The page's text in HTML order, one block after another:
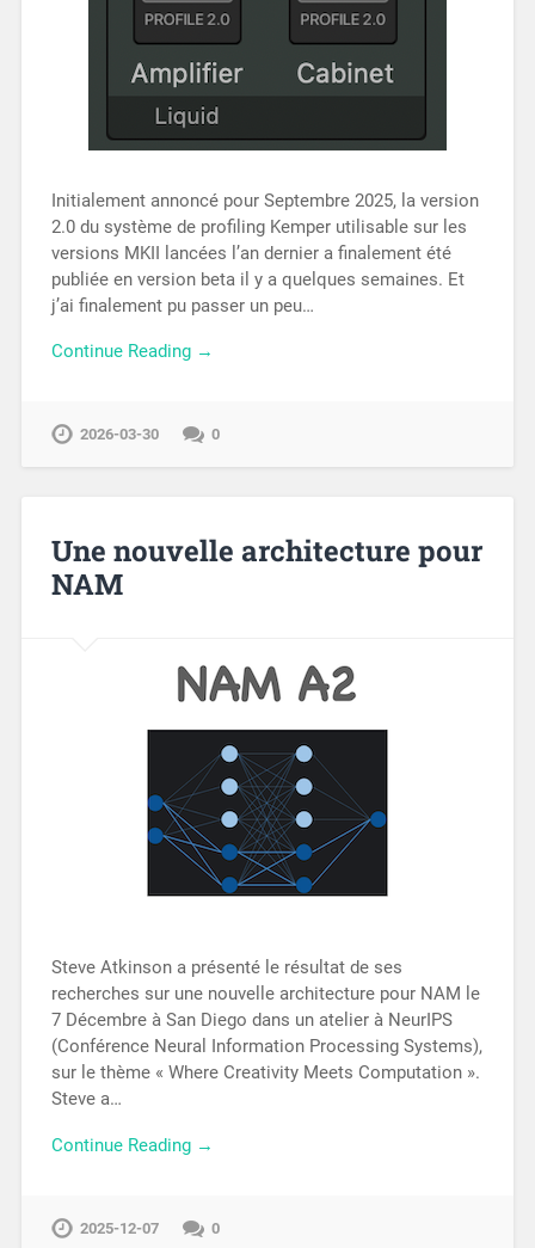
Initialement annoncé pour Septembre 2025, la version
2.0 du système de profiling Kemper utilisable sur les
versions MKII lancées l’an dernier a finalement été
publiée en version beta il y a quelques semaines. Et
j’ai finalement pu passer un peu…
Continue Reading →
2026-03-30 0
Une nouvelle architecture pour
NAM
Steve Atkinson a présenté le résultat de ses
recherches sur une nouvelle architecture pour NAM le
7 Décembre à San Diego dans un atelier à NeurIPS
(Conférence Neural Information Processing Systems),
sur le thème « Where Creativity Meets Computation ».
Steve a…
Continue Reading →
2025-12-07 0